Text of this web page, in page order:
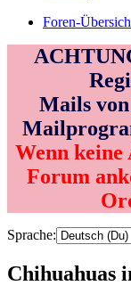
Foren-
Mails
Wenn
Forum
Sprache:
Chihuahuas